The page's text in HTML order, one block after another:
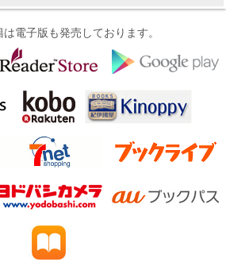
電子版も発売しております。